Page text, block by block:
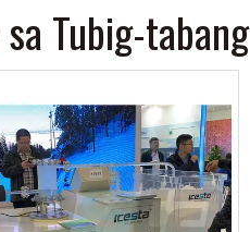
Tubig-tabang